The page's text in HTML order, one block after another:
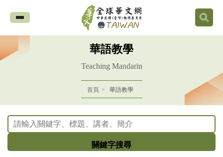
全
球
華
網
中
華語教學
Teaching Mandarin
首頁 華語教學
關鍵字搜尋